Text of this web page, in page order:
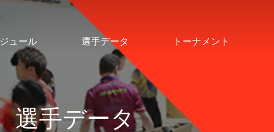
ュール 選手データ トーナメント
選手データ